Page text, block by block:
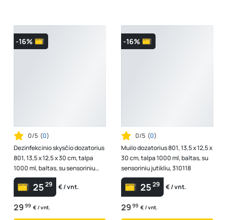
-16%
0/5 (0)
Dezinfekcinio skysčio dozatorius
801, 13,5 x 12,5 x 30 cm, talpa
1000 ml, baltas, su sensoriniu
jutikliu, 310120
2529 € / vnt.
29 99 € / vnt.
-16%
0/5 (0)
Muilo dozatorius 801, 13,5 x 12,5 x
30 cm, talpa 1000 ml, baltas, su
sensoriniu jutikliu, 310118
2529 € / vnt.
29 99 € / vnt.